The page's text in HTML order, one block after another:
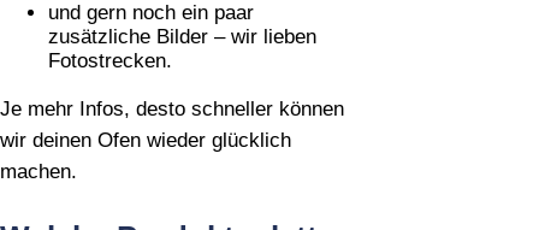
und gern noch ein paar
zusätzliche Bilder – wir lieben
Fotostrecken.
Je mehr Infos, desto schneller können
wir deinen Ofen wieder glücklich
machen.